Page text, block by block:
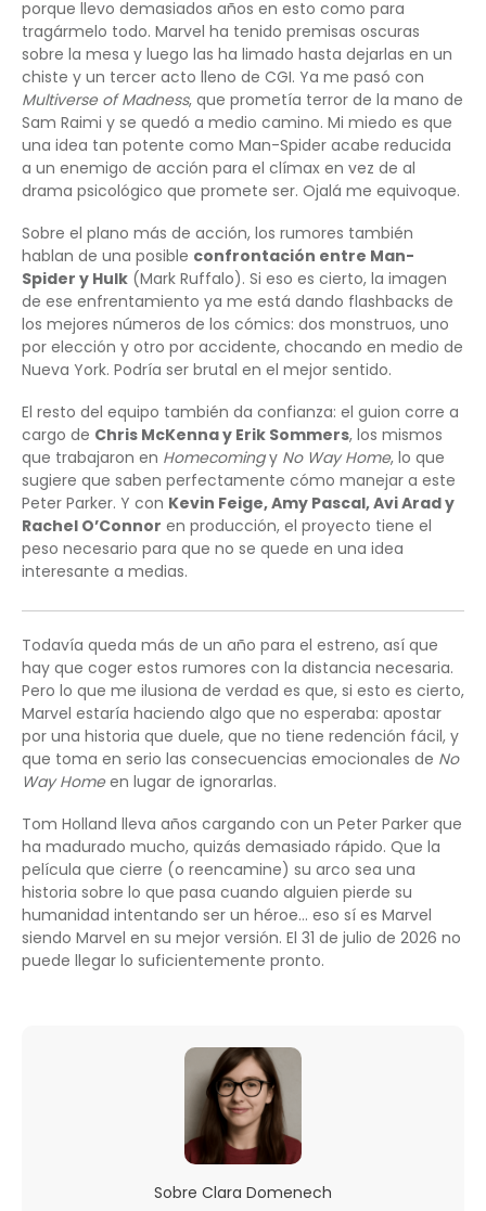
porque llevo demasiados años en esto como para
tragármelo todo. Marvel ha tenido premisas oscuras
sobre la mesa y luego las ha limado hasta dejarlas en un
chiste y un tercer acto lleno de CGI. Ya me pasó con
Multiverse of Madness, que prometía terror de la mano de
Sam Raimi y se quedó a medio camino. Mi miedo es que
una idea tan potente como Man-Spider acabe reducida
a un enemigo de acción para el clímax en vez de al
drama psicológico que promete ser. Ojalá me equivoque.
Sobre el plano más de acción, los rumores también
hablan de una posible confrontación entre Man-
Spider y Hulk (Mark Ruffalo). Si eso es cierto, la imagen
de ese enfrentamiento ya me está dando flashbacks de
los mejores números de los cómics: dos monstruos, uno
por elección y otro por accidente, chocando en medio de
Nueva York. Podría ser brutal en el mejor sentido.
El resto del equipo también da confianza: el guion corre a
cargo de Chris McKenna y Erik Sommers, los mismos
que trabajaron en Homecomingy No Way Home, lo que
sugiere que saben perfectamente cómo manejar a este
Peter Parker. Y con Kevin Feige, Amy Pascal, Avi Arad y
Rachel O’Connor en producción, el proyecto tiene el
peso necesario para que no se quede en una idea
interesante a medias.
Todavía queda más de un año para el estreno, así que
hay que coger estos rumores con la distancia necesaria.
Pero lo que me ilusiona de verdad es que, si esto es cierto,
Marvel estaría haciendo algo que no esperaba: apostar
por una historia que duele, que no tiene redención fácil, y
que toma en serio las consecuencias emocionales de No
Way Homeen lugar de ignorarlas.
Tom Holland lleva años cargando con un Peter Parker que
ha madurado mucho, quizás demasiado rápido. Que la
película que cierre (o reencamine) su arco sea una
historia sobre lo que pasa cuando alguien pierde su
humanidad intentando ser un héroe… eso sí es Marvel
siendo Marvel en su mejor versión. El 31 de julio de 2026 no
puede llegar lo suficientemente pronto.
Sobre Clara Domenech